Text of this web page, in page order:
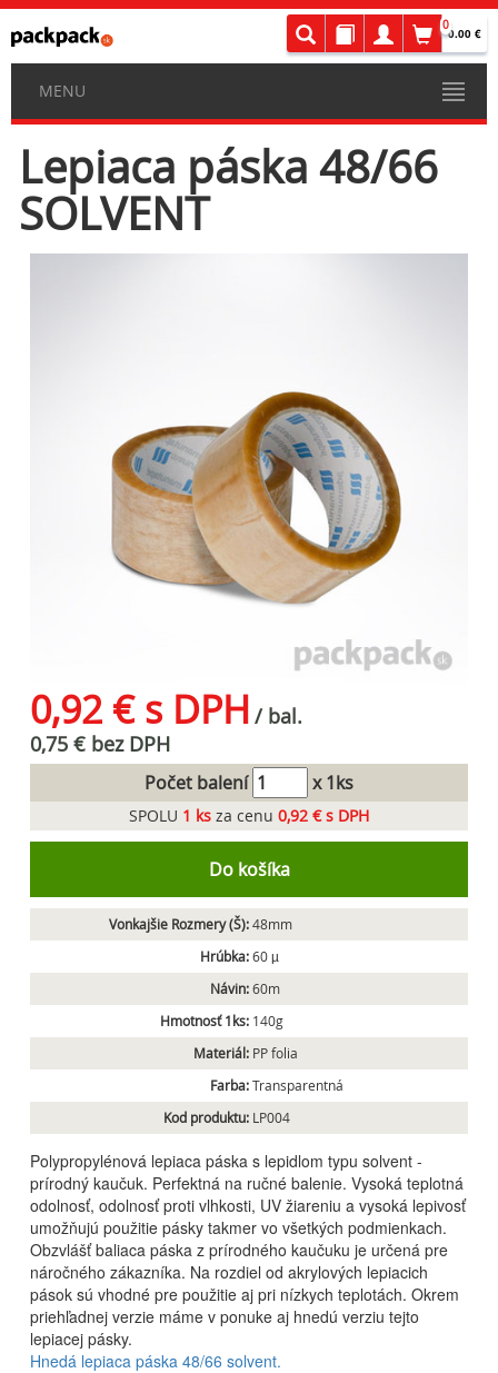
0
0.00 €
MENU
Lepiaca páska 48/66
SOLVENT
0,92 € s DPH / bal.
0,75 € bez DPH
Počet balení x 1ks
SPOLU 1 ks za cenu 0,92 € s DPH
Do košíka
Vonkajšie Rozmery (Š):48mm
Hrúbka:60 µ
Návin:60m
Hmotnosť 1ks: 140g
Materiál: PP folia
Farba:Transparentná
Kod produktu: LP004
Polypropylénová lepiaca páska s lepidlom typu solvent -
prírodný kaučuk. Perfektná na ručné balenie. Vysoká teplotná
odolnosť, odolnosť proti vlhkosti, UV žiareniu a vysoká lepivosť
umožňujú použitie pásky takmer vo všetkých podmienkach.
Obzvlášť baliaca páska z prírodného kaučuku je určená pre
náročného zákazníka. Na rozdiel od akrylových lepiacich
pások sú vhodné pre použitie aj pri nízkych teplotách. Okrem
priehľadnej verzie máme v ponuke aj hnedú verziu tejto
lepiacej pásky.
Hnedá lepiaca páska 48/66 solvent.